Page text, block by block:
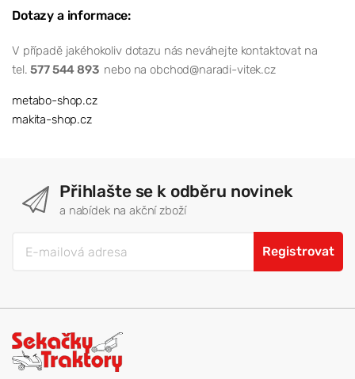
Dotazy a informace:
V případě jakéhokoliv dotazu nás neváhejte kontaktovat na
tel.577 544 893 nebo na obchod@naradi-vitek.cz
metabo-shop.cz
makita-shop.cz
Přihlašte se k odběru novinek
a nabídek na akční zboží
Registrovat